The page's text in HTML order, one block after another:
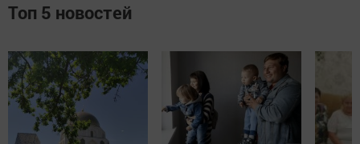
Топ 5 новостей